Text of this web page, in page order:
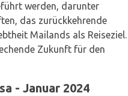
werden, darunter
das zurückkehrende
Mailands als Reiseziel.
Zukunft für den
- Januar 2024